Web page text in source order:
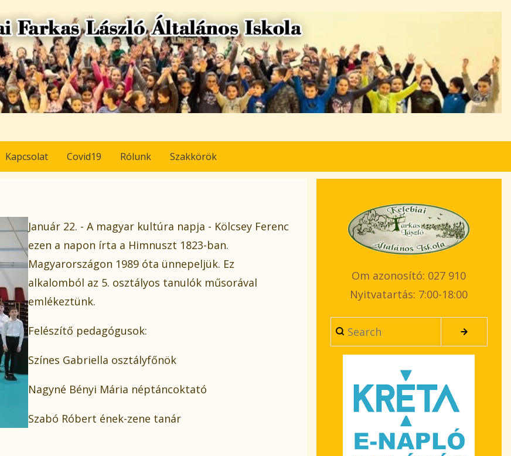
Kapcsolat Covid19 Rólunk Szakkörök
Január 22. - A magyar kultúra napja - Kölcsey Ferenc
ezen a napon írta a Himnuszt 1823-ban.
Magyarországon 1989 óta ünnepeljük. Ez
alkalomból az 5. osztályos tanulók műsorával
emlékeztünk.
Felészítő pedagógusok:
Színes Gabriella osztályfőnök
Nagyné Bényi Mária néptáncoktató
Szabó Róbert ének-zene tanár
Om azonosító: 027 910
Nyitvatartás: 7:00-18:00
Search